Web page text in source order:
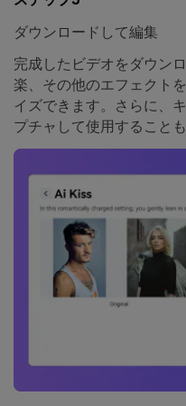
ダウンロードして編集
完成したビデオをダウン
楽、その他のエフェクト
イズできます。さらに、
プチャして使用することも